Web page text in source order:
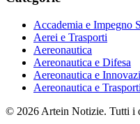
Accademia e Impegno
Aerei e Trasporti
Aereonautica
Aereonautica e Difesa
Aereonautica e
Aereonautica e Trasporti
© 2026 Artein Notizie. Tutti i